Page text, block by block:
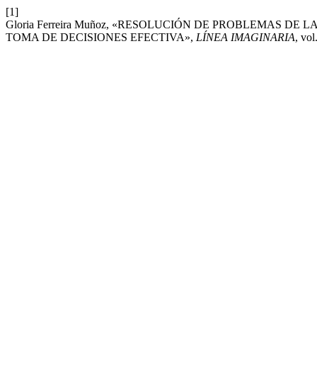
[1]
Gloria Ferreira Muñoz, «RESOLUCIÓN DE PROBLEMAS DE
TOMA DE DECISIONES EFECTIVA», LÍNEA IMAGINARIA,